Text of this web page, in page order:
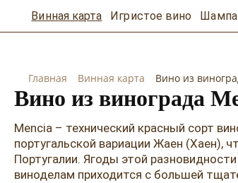
Винная карта Игристое вино
Главная Винная карта Вино из
Вино из винограда
Mencia – технический красный сорт
португальской вариации Жаен (Хаен),
Португалии. Ягоды этой
виноделам приходится с большей